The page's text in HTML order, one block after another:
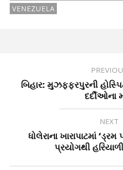
VENEZUELA
બિહાર: મુઝફ્ફરપુરની
દર્દીઓના
NEXT
ધોલેરાના ખારાપાટમાં
પ્રયોગથી